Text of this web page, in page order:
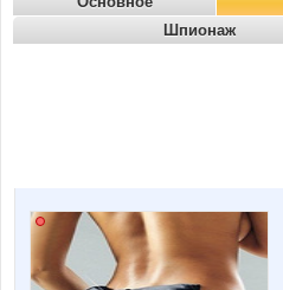
Шпионаж